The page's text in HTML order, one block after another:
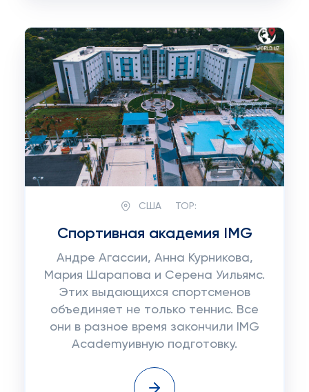
США TOP:
Спортивная академия IMG
Андре Агассии, Анна Курникова,
Мария Шарапова и Серена Уильямс.
Этих выдающихся спортсменов
объединяет не только теннис. Все
они в разное время закончили IMG
Academyивную подготовку.